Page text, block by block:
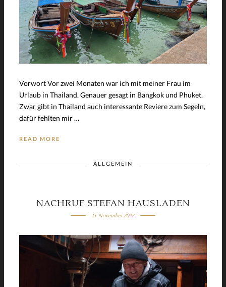
Vorwort Vor zwei Monaten war ich mit meiner Frau im
Urlaub in Thailand. Genauer gesagt in Bangkok und Phuket.
Zwar gibt in Thailand auch interessante Reviere zum Segeln,
dafür fehlten mir …
READ MORE
ALLGEMEIN
NACHRUF STEFAN HAUSLADEN
15. November 2022